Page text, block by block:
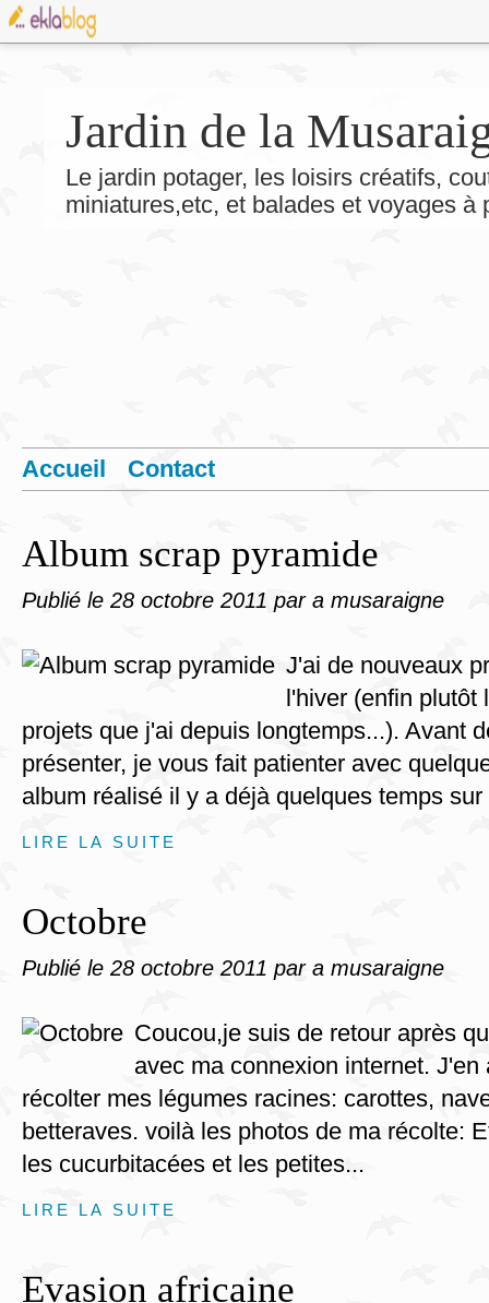
Jardin de la
Le jardin potager, les loisirs créatifs,
miniatures,etc, et balades et voyages
Accueil Contact
Album scrap pyramide
Publié le 28 octobre 2011 par a musaraigne
J'ai de nouveaux
l'hiver (enfin plutôt
projets que j'ai depuis longtemps...). Avant
présenter, je vous fait patienter avec
album réalisé il y a déjà quelques temps
LIRE LA SUITE
Octobre
Publié le 28 octobre 2011 par a musaraigne
Coucou,je suis de retour après
avec ma connexion internet. J'en
récolter mes légumes racines: carottes,
betteraves. voilà les photos de ma récolte:
les cucurbitacées et les petites...
LIRE LA SUITE
Evasion africaine